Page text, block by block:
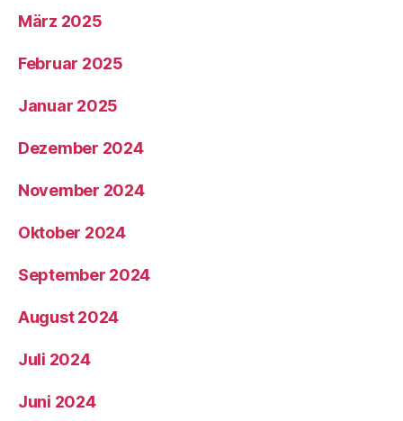
März 2025
Februar 2025
Januar 2025
Dezember 2024
November 2024
Oktober 2024
September 2024
August 2024
Juli 2024
Juni 2024